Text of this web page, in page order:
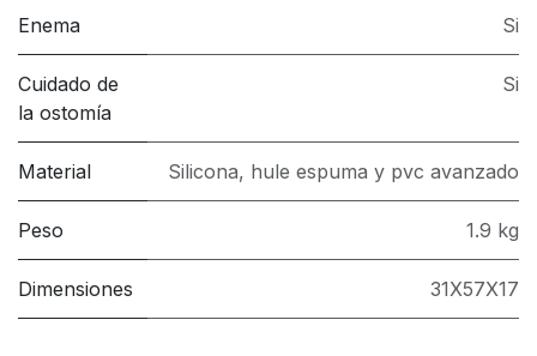
Enema Si
Cuidado de
la ostomía
Si
Material Silicona, hule espuma y pvc avanzado
Peso 1.9 kg
Dimensiones 31X57X17